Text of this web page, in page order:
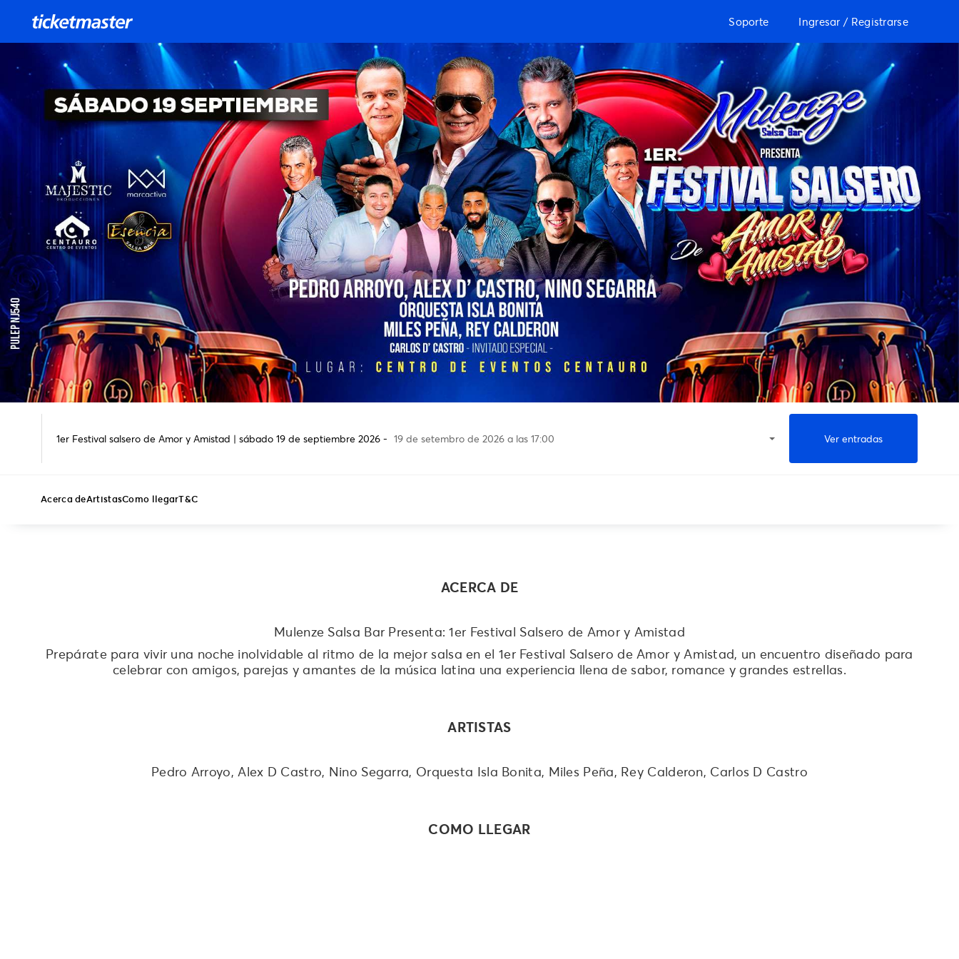
Soporte Ingresar / Registrarse
1er Festival salsero de Amor y Amistad | sábado 19 de septiembre 2026 - 19 de setembro de 2026 a las 17:00 Ver entradas
Acerca deArtistasComo llegarT&C
ACERCA DE
Mulenze Salsa Bar Presenta: 1er Festival Salsero de Amor y Amistad
Prepárate para vivir una noche inolvidable al ritmo de la mejor salsa en el 1er Festival Salsero de Amor y Amistad, un encuentro diseñado para
celebrar con amigos, parejas y amantes de la música latina una experiencia llena de sabor, romance y grandes estrellas.
ARTISTAS
Pedro Arroyo, Alex D Castro, Nino Segarra, Orquesta Isla Bonita, Miles Peña, Rey Calderon, Carlos D Castro
COMO LLEGAR